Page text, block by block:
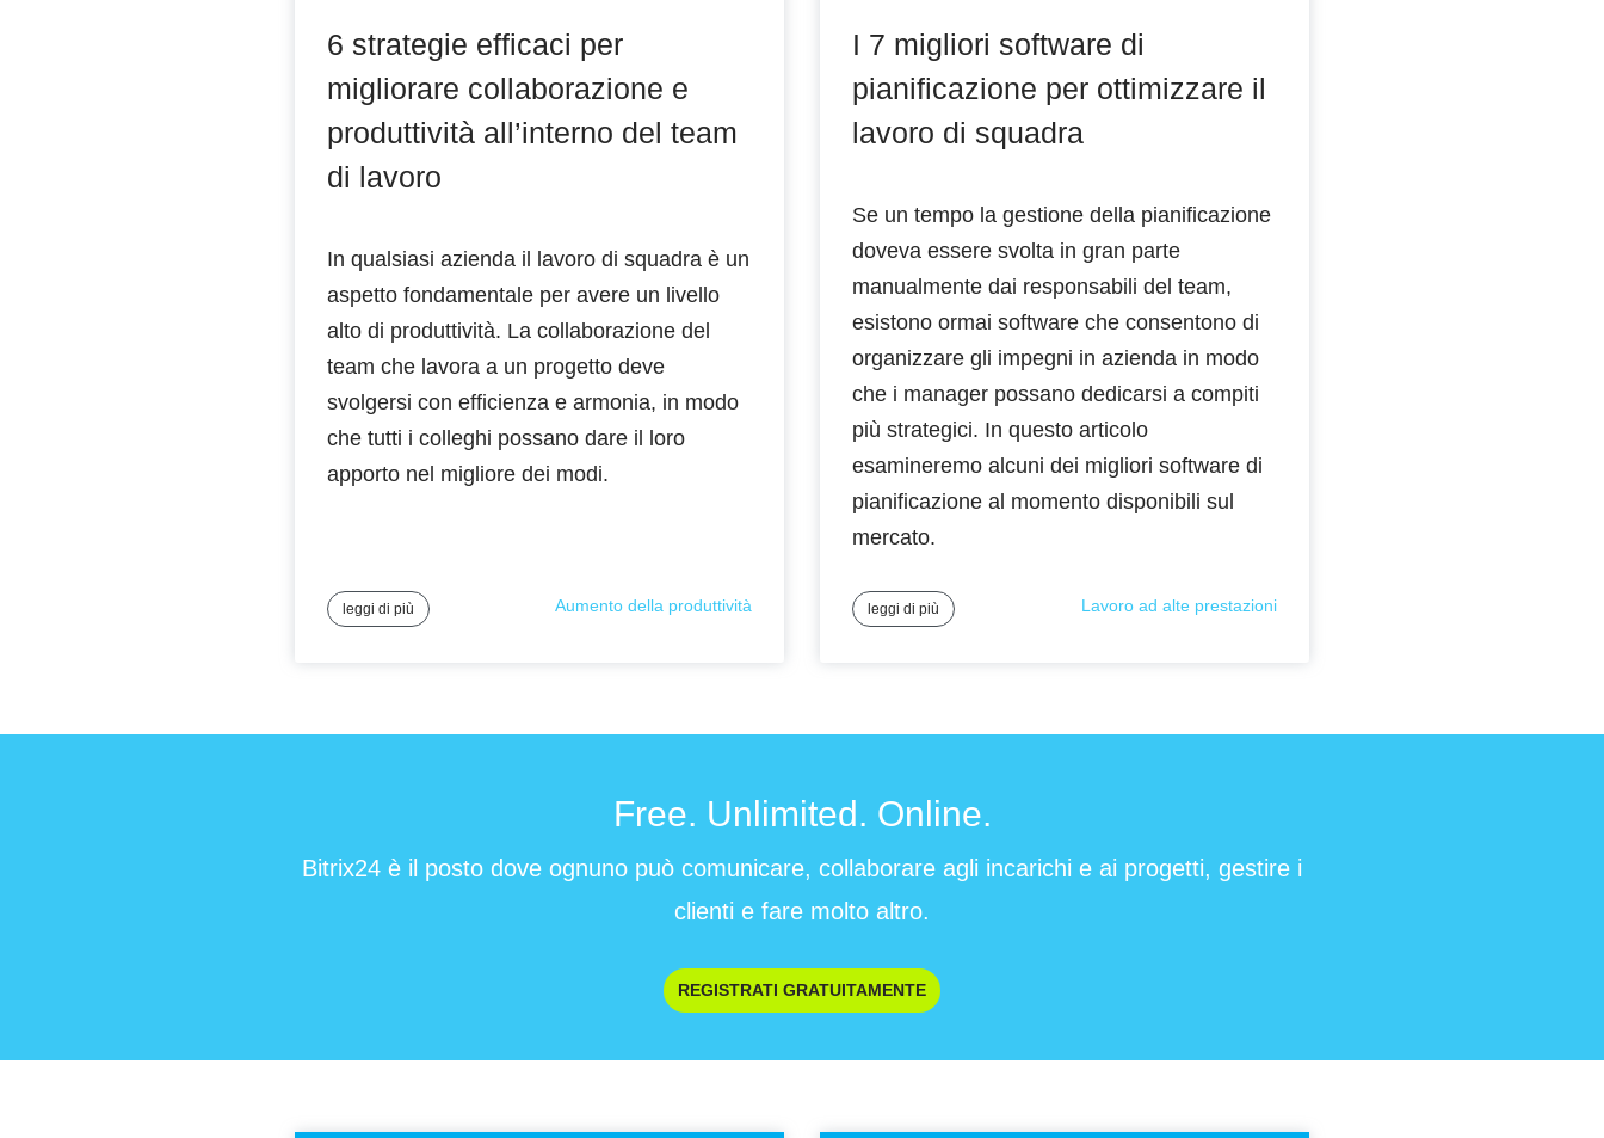
6 strategie efficaci per
migliorare collaborazione e
produttività all’interno del team
di lavoro
In qualsiasi azienda il lavoro di squadra è un
aspetto fondamentale per avere un livello
alto di produttività. La collaborazione del
team che lavora a un progetto deve
svolgersi con efficienza e armonia, in modo
che tutti i colleghi possano dare il loro
apporto nel migliore dei modi.
leggi di più Aumento della produttività
I 7 migliori software di
pianificazione per ottimizzare il
lavoro di squadra
Se un tempo la gestione della pianificazione
doveva essere svolta in gran parte
manualmente dai responsabili del team,
esistono ormai software che consentono di
organizzare gli impegni in azienda in modo
che i manager possano dedicarsi a compiti
più strategici. In questo articolo
esamineremo alcuni dei migliori software di
pianificazione al momento disponibili sul
mercato.
leggi di più Lavoro ad alte prestazioni
Free. Unlimited. Online.
Bitrix24 è il posto dove ognuno può comunicare, collaborare agli incarichi e ai progetti, gestire i
clienti e fare molto altro.
REGISTRATI GRATUITAMENTE